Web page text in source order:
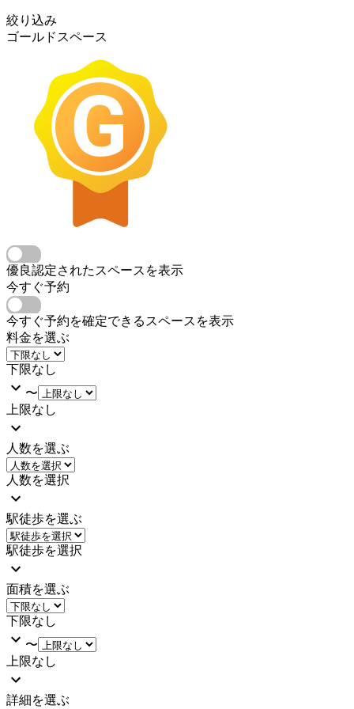
絞り込み
ゴールドスペース
優良認定されたスペースを表示
今すぐ予約
今すぐ予約を確定できるスペースを表示
料金を選ぶ
下限なし
〜
上限なし
人数を選ぶ
人数を選択
駅徒歩を選ぶ
駅徒歩を選択
面積を選ぶ
下限なし
〜
上限なし
詳細を選ぶ